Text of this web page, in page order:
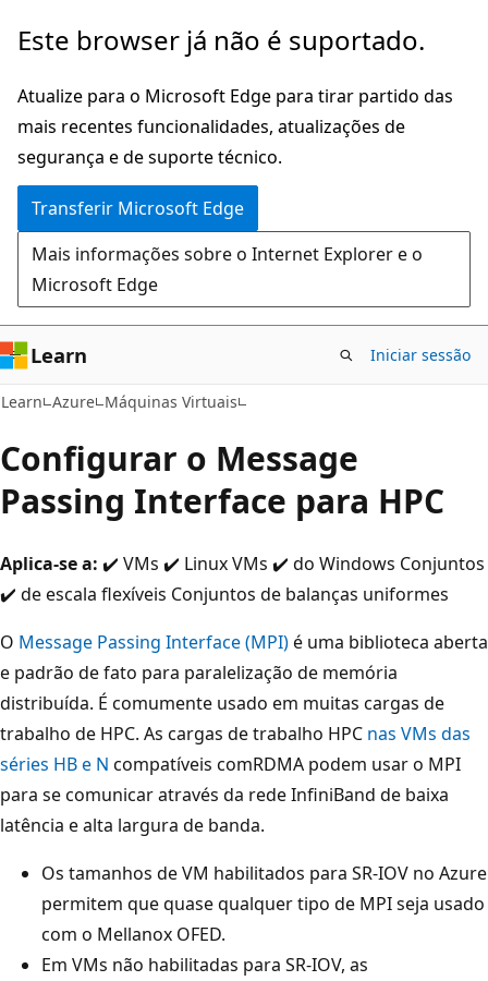
Saltar
o
conteúdo
principal
Este browser já não é suportado.
Atualize para o Microsoft Edge para tirar partido das
mais recentes funcionalidades, atualizações de
segurança e de suporte técnico.
Transferir Microsoft Edge
Mais informações sobre o Internet Explorer e o
Microsoft Edge
Learn Iniciar sessão
Learn Azure Máquinas Virtuais
Configurar o Message
Passing Interface para HPC
Aplica-se a: ✔️ VMs ✔️ Linux VMs ✔️ do Windows Conjuntos
✔️ de escala flexíveis Conjuntos de balanças uniformes
O Message Passing Interface (MPI)é uma biblioteca aberta
e padrão de fato para paralelização de memória
distribuída. É comumente usado em muitas cargas de
trabalho de HPC. As cargas de trabalho HPC nas VMs das
séries HB e N compatíveis comRDMA podem usar o MPI
para se comunicar através da rede InfiniBand de baixa
latência e alta largura de banda.
Os tamanhos de VM habilitados para SR-IOV no Azure
permitem que quase qualquer tipo de MPI seja usado
com o Mellanox OFED.
Em VMs não habilitadas para SR-IOV, as